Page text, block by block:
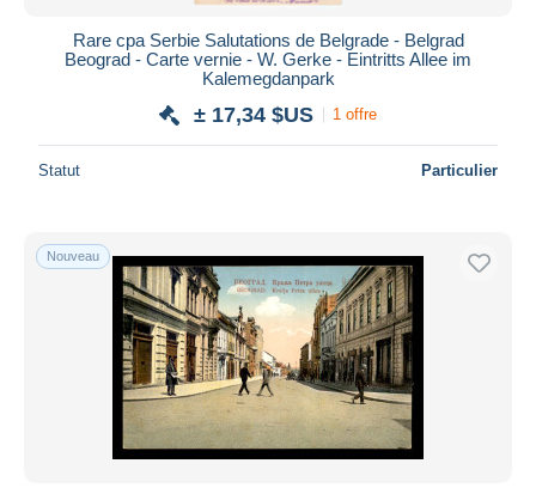
Rare cpa Serbie Salutations de Belgrade - Belgrad
Beograd - Carte vernie - W. Gerke - Eintritts Allee im
Kalemegdanpark
± 17,34 $US 1 offre
Statut Particulier
Nouveau